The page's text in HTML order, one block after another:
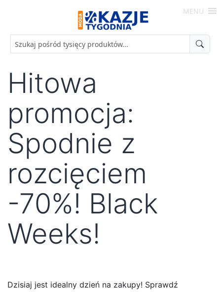
Moda
-
Okazje
MENU
Hitowa
promocja:
Spodnie z
rozcięciem
-70%! Black
Weeks!
Dzisiaj jest idealny dzień na zakupy! Sprawdź